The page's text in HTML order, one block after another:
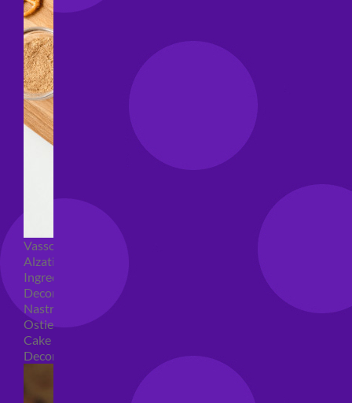
Vassoi e sottotorta
Alzatine per dolci
Ingredienti torte
Decorazioni torte
Nastri e girotorte
Ostie per torte
Cake Topper
Decori per torte